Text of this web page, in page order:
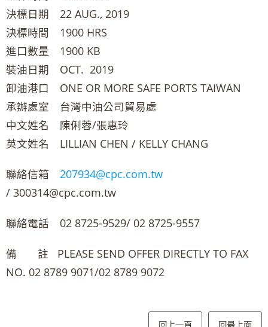
決標日期 22 AUG., 2019
決標時間 1900 HRS
進口數量 1900 KB
裝油日期 OCT. 2019
卸油港口 ONE OR MORE SAFE PORTS TAIWAN
承辦處室 台灣中油公司貿易處
中文姓名 陳俐蓉/張惠玲
英文姓名 LILLIAN CHEN / KELLY CHANG
聯絡信箱 207934@cpc.com.tw
/ 300314@cpc.com.tw
聯絡電話 02 8725-9529/ 02 8725-9557
備 註 PLEASE SEND OFFER DIRECTLY TO FAX
NO. 02 8789 9071/02 8789 9072